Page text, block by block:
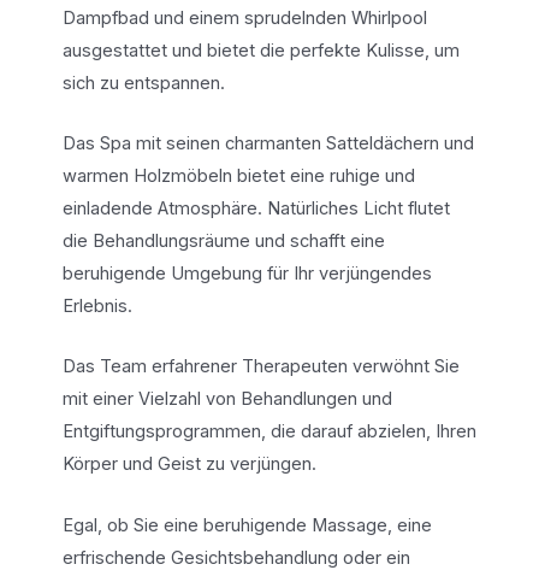
Dampfbad und einem sprudelnden Whirlpool
ausgestattet und bietet die perfekte Kulisse, um
sich zu entspannen.
Das Spa mit seinen charmanten Satteldächern und
warmen Holzmöbeln bietet eine ruhige und
einladende Atmosphäre. Natürliches Licht flutet
die Behandlungsräume und schafft eine
beruhigende Umgebung für Ihr verjüngendes
Erlebnis.
Das Team erfahrener Therapeuten verwöhnt Sie
mit einer Vielzahl von Behandlungen und
Entgiftungsprogrammen, die darauf abzielen, Ihren
Körper und Geist zu verjüngen.
Egal, ob Sie eine beruhigende Massage, eine
erfrischende Gesichtsbehandlung oder ein